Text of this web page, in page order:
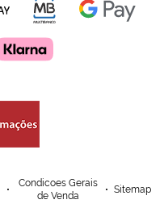
Condicoes Gerais
de Venda
Sitemap